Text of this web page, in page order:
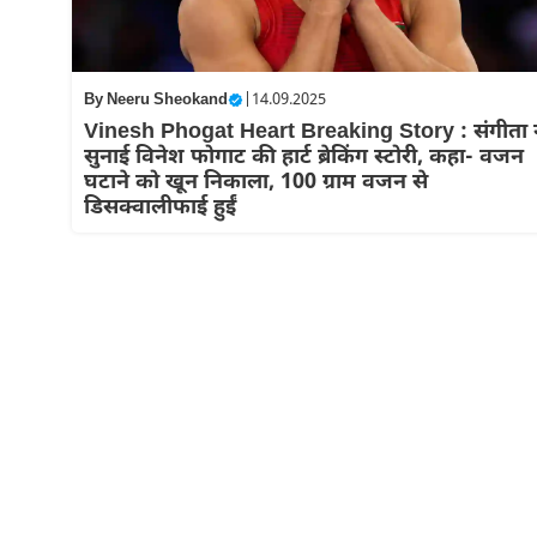
ByNeeru Sheokand | 14.09.2025
Vinesh Phogat Heart Breaking Story : संगीता
सुनाई विनेश फोगाट की हार्ट ब्रेकिंग स्टोरी, कहा- वजन
घटाने को खून निकाला, 100 ग्राम वजन से
डिसक्वालीफाई हुईं